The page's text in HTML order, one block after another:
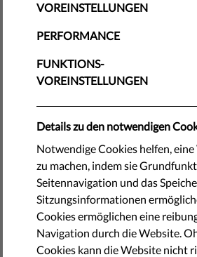
Die
2021: Unter Druck,
unterdrückt?
Der aktuelle Rule of Law-Bericht von
zivilgesellschaftliche Organisationen in
Überregulierung und unzureichender
machten auch 2021 Probleme.
by Eleanor Brooks
Februar 15, 2022
VOREINSTELLUNGEN
PERFORMANCE
FUNKTIONS-
VOREINSTELLUNGEN
Details zu den notwendigen
Notwendige Cookies helfen,
zu machen, indem sie
Seitennavigation und das
Sitzungsinformationen
Cookies ermöglichen eine
Navigation durch die Website.
Cookies kann die Website nicht